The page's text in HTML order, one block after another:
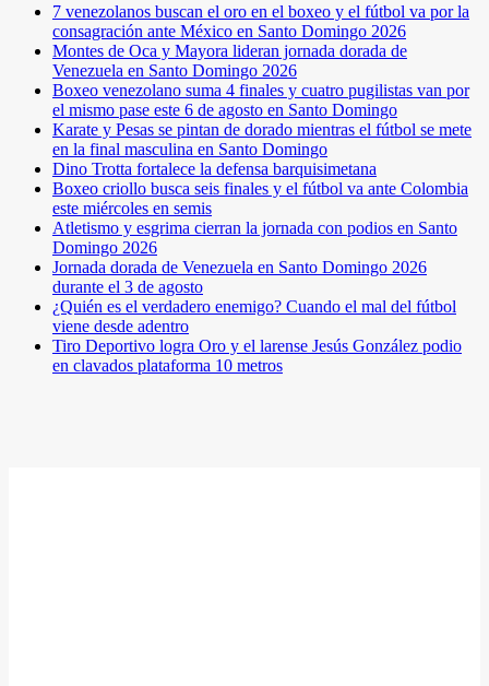
7 venezolanos buscan el oro en el boxeo y el fútbol va por la
consagración ante México en Santo Domingo 2026
Montes de Oca y Mayora lideran jornada dorada de
Venezuela en Santo Domingo 2026
Boxeo venezolano suma 4 finales y cuatro pugilistas van por
el mismo pase este 6 de agosto en Santo Domingo
Karate y Pesas se pintan de dorado mientras el fútbol se mete
en la final masculina en Santo Domingo
Dino Trotta fortalece la defensa barquisimetana
Boxeo criollo busca seis finales y el fútbol va ante Colombia
este miércoles en semis
Atletismo y esgrima cierran la jornada con podios en Santo
Domingo 2026
Jornada dorada de Venezuela en Santo Domingo 2026
durante el 3 de agosto
¿Quién es el verdadero enemigo? Cuando el mal del fútbol
viene desde adentro
Tiro Deportivo logra Oro y el larense Jesús González podio
en clavados plataforma 10 metros